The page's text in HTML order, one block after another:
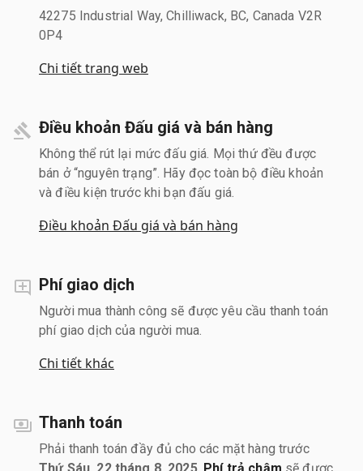
42275 Industrial Way, Chilliwack, BC, Canada V2R
0P4
Chi tiết trang web
Điều khoản Đấu giá và bán hàng
Không thể rút lại mức đấu giá. Mọi thứ đều được
bán ở “nguyên trạng”. Hãy đọc toàn bộ điều khoản
và điều kiện trước khi bạn đấu giá.
Điều khoản Đấu giá và bán hàng
Phí giao dịch
Người mua thành công sẽ được yêu cầu thanh toán
phí giao dịch của người mua.
Chi tiết khác
Thanh toán
Phải thanh toán đầy đủ cho các mặt hàng trước